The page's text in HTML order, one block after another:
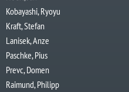
Kobayashi, Ryoyu
Kraft, Stefan
Lanisek, Anze
Paschke, Pius
Prevc, Domen
Raimund, Philipp